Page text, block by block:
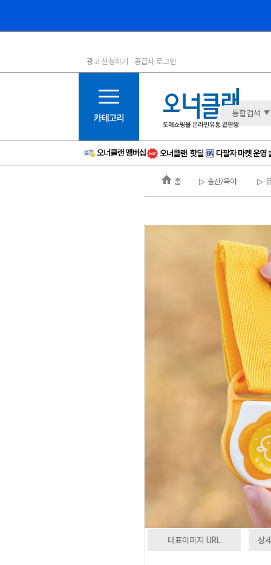
1등급
6등급
11등급
12등급
15등급
16등급
광고 신청하기 공급사 로그인
통합검색
홈 ▷ 출산/육아 ▷
대표이미지 URL 상